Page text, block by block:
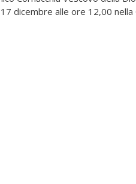
dicembre alle ore 12,00